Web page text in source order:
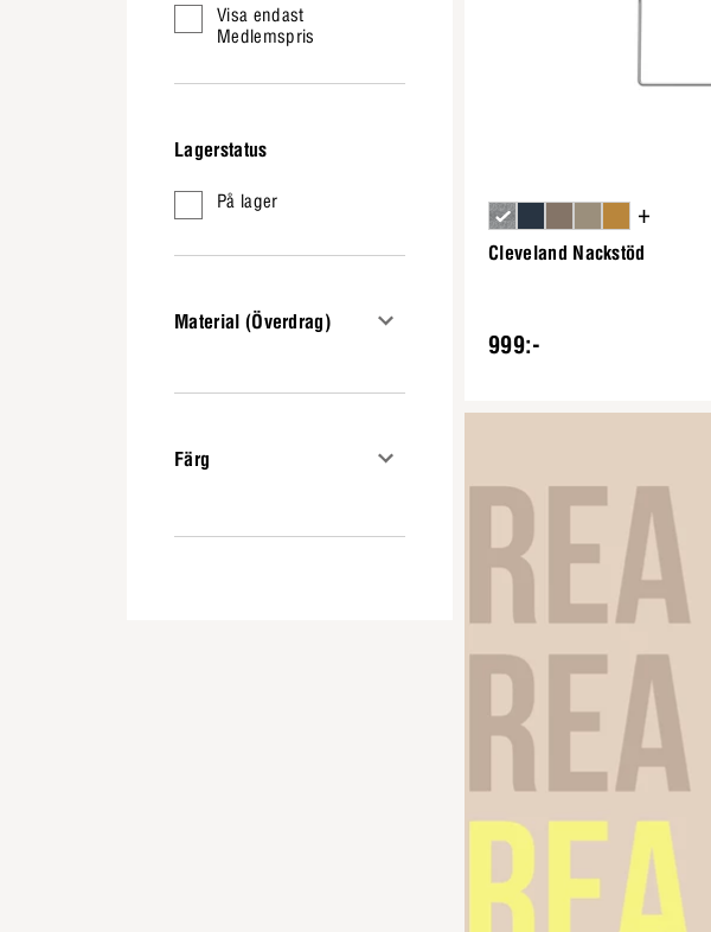
Visa endast
Medlemspris
Lagerstatus
På lager
Material (Överdrag)
Färg
+
Cleveland Nackstöd
999:-